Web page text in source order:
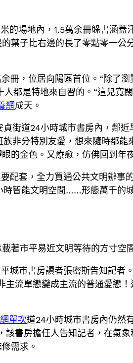
場地內，1.5萬余冊躲書涵蓋
葉子比右邊的長了零點零一公
余冊，位居向陽區首位。“除了
都是特地來自習的。“這兒寬
網成天。
街道24小時城市書房內，鄰近
族非分特別友愛，想來隨時都
的金色。又療愈，仿佛回到年
配套，全力買通公共文明辦事
智能文明空間……形態萬千的
著市平易近文明等待的方寸空
城市書房讀者張密斯告知記者
流單戀變成主流的普通愛戀
單次道24小時城市書房內仍然
書房擔任人告知記者，在氣
需求。